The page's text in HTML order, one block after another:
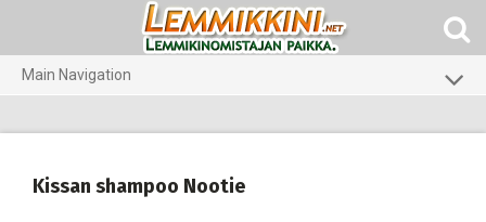
Main Navigation
Pieneläimet
Kissan shampoo Nootie